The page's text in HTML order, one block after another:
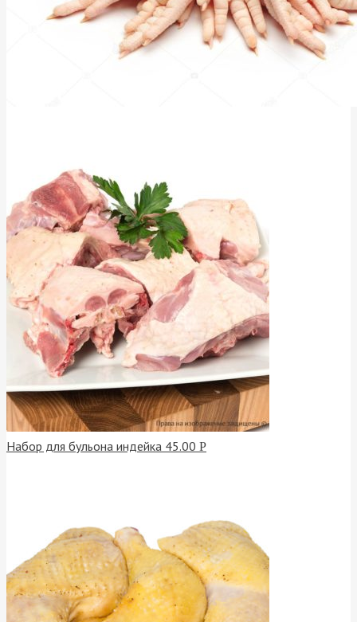
Набор для бульона индейка 45.00 Р